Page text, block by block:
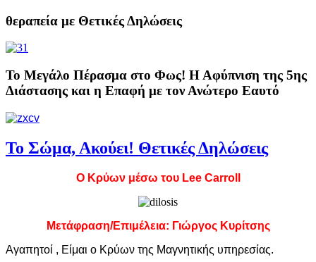
θεραπεία με Θετικές Δηλώσεις
Το Μεγάλο Πέρασμα στο Φως! Η Αφύπνιση της 5ης
Διάστασης και η Επαφή με τον Ανώτερο Εαυτό
Το Σώμα, Ακούει! Θετικές Δηλώσεις
Ο Κρύων μέσω του Lee Carroll
Μετάφραση/Επιμέλεια: Γιώργος Κυρίτσης
Αγαπητοί , Είμαι ο Κρύων της Μαγνητικής υπηρεσίας.